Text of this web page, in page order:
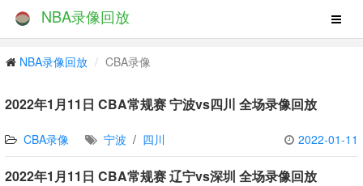
NBA录像回放
NBA录像回放 CBA录像
2022年1月11日 CBA常规赛 宁波vs四川 全场录像回放
CBA录像 宁波 / 四川 2022-01-11
2022年1月11日 CBA常规赛 辽宁vs深圳 全场录像回放